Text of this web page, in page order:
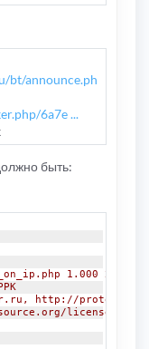
bt/announce.ph
6a7e ...
быть:
1.000 2009-
http://
licenses/gpl-